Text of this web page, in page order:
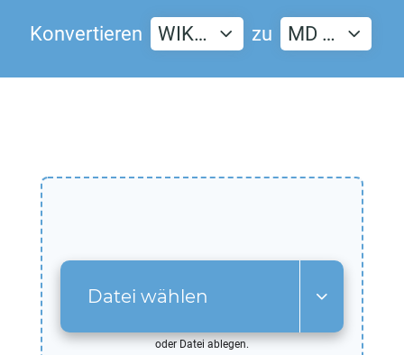
Konvertieren WIK… zu MD …
Datei wählen
oder Datei ablegen.